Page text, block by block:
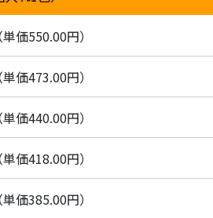
単価550.00円）
単価473.00円）
単価440.00円）
単価418.00円）
単価385.00円）